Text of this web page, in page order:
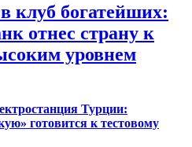
клуб богатейших:
отнес страну к
уровнем